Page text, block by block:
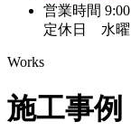
営業時間
定休日 水曜
Works
施工事例